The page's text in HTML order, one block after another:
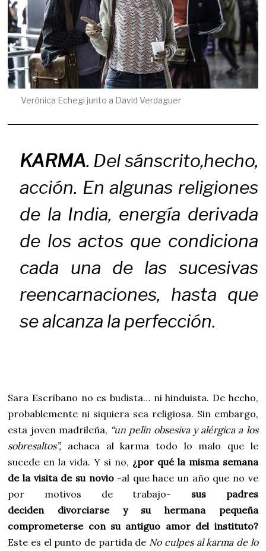
Verónica Echegi junto a David Verdaguer
KARMA. Del sánscrito,hecho,
acción. En algunas religiones
de la India, energía derivada
de los actos que condiciona
cada una de las sucesivas
reencarnaciones, hasta que
se alcanza la perfección.
Sara Escribano no es budista… ni hinduista. De hecho,
probablemente ni siquiera sea religiosa. Sin embargo,
esta joven madrileña, “un pelín obsesiva y alérgica a los
sobresaltos”, achaca al karma todo lo malo que le
sucede en la vida. Y si no, ¿por qué la misma semana
de la visita de su novio-al que hace un año que no ve
por motivos de trabajo- sus padres
deciden divorciarse y su hermana pequeña
comprometerse con su antiguo amor del instituto?
Este es el punto de partida de No culpes al karma de lo